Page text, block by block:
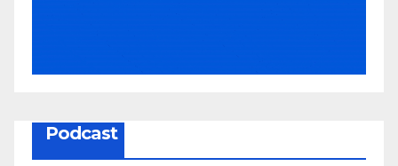
Podcast